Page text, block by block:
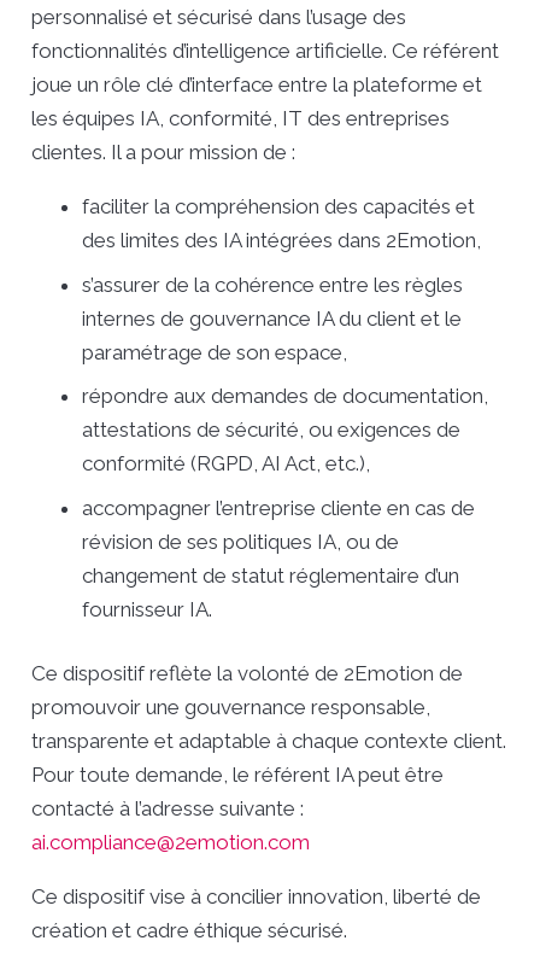
personnalisé et sécurisé dans l’usage des
fonctionnalités d’intelligence artificielle. Ce référent
joue un rôle clé d’interface entre la plateforme et
les équipes IA, conformité, IT des entreprises
clientes. Il a pour mission de :
faciliter la compréhension des capacités et
des limites des IA intégrées dans 2Emotion,
s’assurer de la cohérence entre les règles
internes de gouvernance IA du client et le
paramétrage de son espace,
répondre aux demandes de documentation,
attestations de sécurité, ou exigences de
conformité (RGPD, AI Act, etc.),
accompagner l’entreprise cliente en cas de
révision de ses politiques IA, ou de
changement de statut réglementaire d’un
fournisseur IA.
Ce dispositif reflète la volonté de 2Emotion de
promouvoir une gouvernance responsable,
transparente et adaptable à chaque contexte client.
Pour toute demande, le référent IA peut être
contacté à l’adresse suivante :
ai.compliance@2emotion.com
Ce dispositif vise à concilier innovation, liberté de
création et cadre éthique sécurisé.